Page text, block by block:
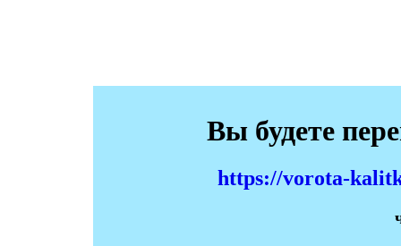
Вы будете
https://vorota-